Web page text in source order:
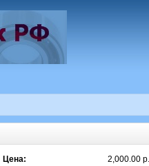
Цена:
2,000.00 р.